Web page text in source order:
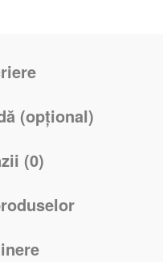
(opțional)
(0)